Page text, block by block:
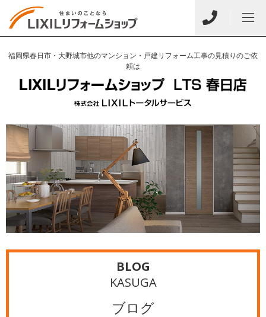
福岡県春日市・大野城市他のマンション・戸建リフォーム工事の見積りのご依
頼は
BLOG
KASUGA
ブログ